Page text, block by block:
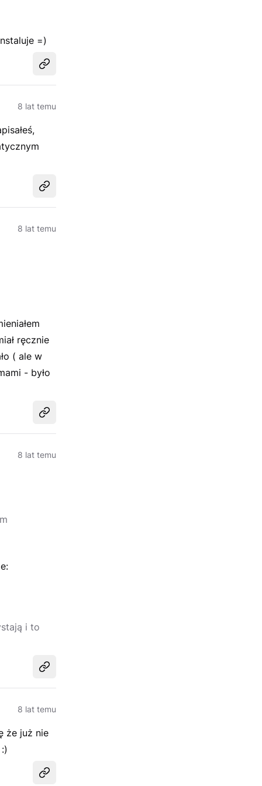
=)
Udostępnij
8 lat temu
Udostępnij
8 lat temu
ręcznie
( ale w
- było
Udostępnij
8 lat temu
i to
Udostępnij
8 lat temu
że już nie
Udostępnij